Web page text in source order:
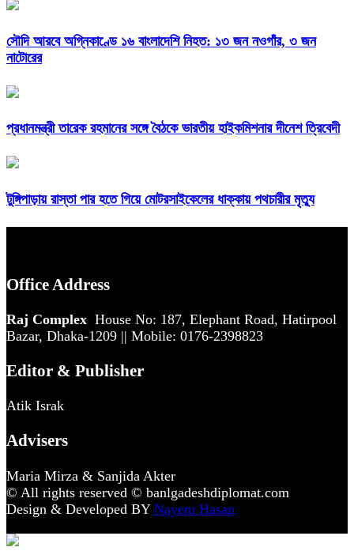
সৌদি আরবে অগ্নিকাণ্ডে ১৬ বাংলাদেশি নিহত: ১৩ জন নওগাঁর, ৩ জন
নাটোরের
প্রধানমন্ত্রী তারেক রহমানের সঙ্গে বৈঠকে ভারতীয় হাইকমিশনার দীনেশ ত্রিবেদী
টুঙ্গিপাড়ায় রাস্তা পার হতে গিয়ে মোটরসাইকেলের ধাক্কায় পথচারীর মৃত্যু
Office Address
Raj Complex House No: 187, Elephant Road, Hatirpool
Bazar, Dhaka-1209 || Mobile: 0176-2398823
Editor & Publisher
Atik Israk
Advisers
Maria Mirza & Sanjida Akter
© All rights reserved © banlgadeshdiplomat.com
Design & Developed BY Nayem Hasan